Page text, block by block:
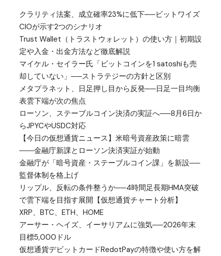
クラリティ法案、成立確率23%に低下──ビットワイズ
CIOが示す2つのシナリオ
Trust Wallet（トラストウォレット）の使い方｜初期設
定や入金・出金方法など徹底解説
マイケル・セイラー氏「ビットコインを1 satoshiも売
却していない」──ストラテジーの方針と区別
メタプラネット、日足押し目から反発──日足一目均衡
表雲下端が次の焦点
ローソン、ステーブルコイン決済の実証へ──8月6日か
らJPYCやUSDC対応
【今日の仮想通貨ニュース】米暗号資産政策に暗雲
――金融庁新課とローソン決済実証が始動
金融庁が「暗号資産・ステーブルコイン課」を新設──
監督体制を格上げ
リップル、反転の条件整うか──4時間足長期HMA突破
で雲下端を目指す展開【仮想通貨チャート分析】
XRP、BTC、ETH、HOME
アーサー・ヘイズ、イーサリアムに強気──2026年末
目標5,000ドル
仮想通貨デビットカードRedotPayの特徴や使い方を解